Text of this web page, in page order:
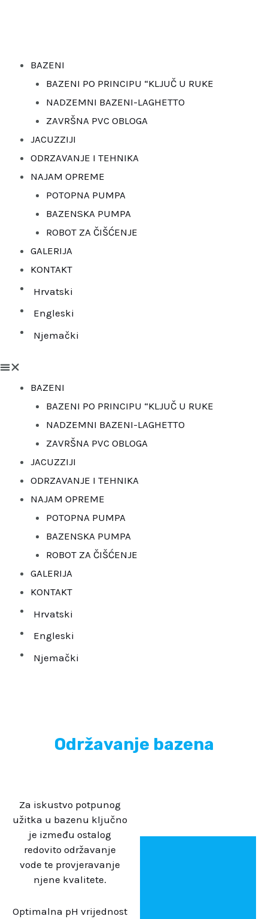
BAZENI
BAZENI PO PRINCIPU “KLJUČ U RUKE
NADZEMNI BAZENI-LAGHETTO
ZAVRŠNA PVC OBLOGA
JACUZZIJI
ODRZAVANJE I TEHNIKA
NAJAM OPREME
POTOPNA PUMPA
BAZENSKA PUMPA
ROBOT ZA ČIŠĆENJE
GALERIJA
KONTAKT
Hrvatski
Engleski
Njemački
BAZENI
BAZENI PO PRINCIPU “KLJUČ U RUKE
NADZEMNI BAZENI-LAGHETTO
ZAVRŠNA PVC OBLOGA
JACUZZIJI
ODRZAVANJE I TEHNIKA
NAJAM OPREME
POTOPNA PUMPA
BAZENSKA PUMPA
ROBOT ZA ČIŠĆENJE
GALERIJA
KONTAKT
Hrvatski
Engleski
Njemački
Održavanje bazena
Za iskustvo potpunog
užitka u bazenu ključno
je između ostalog
redovito održavanje
vode te provjeravanje
njene kvalitete.
Optimalna pH vrijednost